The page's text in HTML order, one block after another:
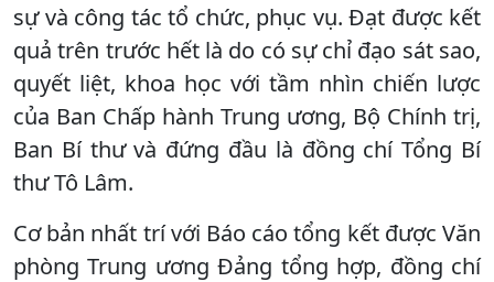
sự và công tác tổ chức, phục vụ. Đạt được kết
quả trên trước hết là do có sự chỉ đạo sát sao,
quyết liệt, khoa học với tầm nhìn chiến lược
của Ban Chấp hành Trung ương, Bộ Chính trị,
Ban Bí thư và đứng đầu là đồng chí Tổng Bí
thư Tô Lâm.
Cơ bản nhất trí với Báo cáo tổng kết được Văn
phòng Trung ương Đảng tổng hợp, đồng chí